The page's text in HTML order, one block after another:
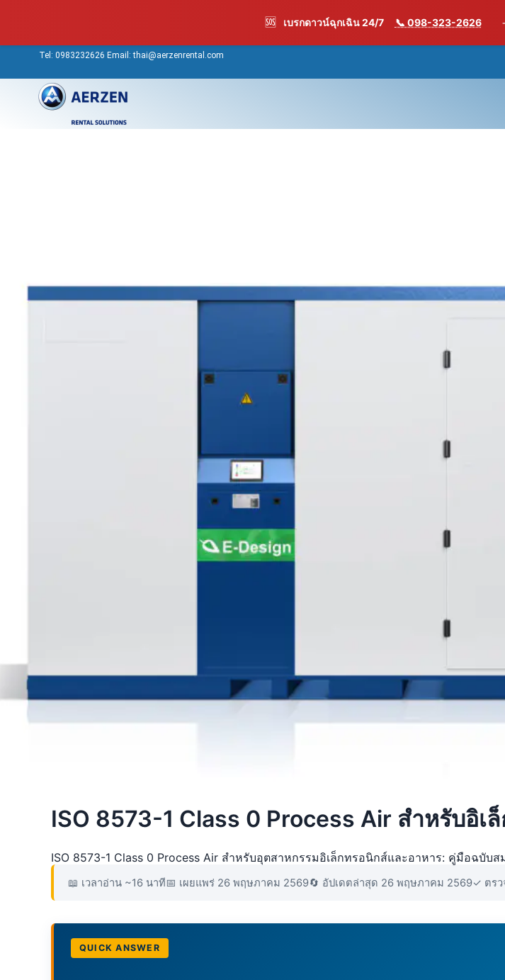
🆘 เบรกดาวน์ฉุกเฉิน 24/7 📞 098-323-2626
content
Tel: 0983232626 Email: thai@aerzenrental.com
ISO 8573-1 Class 0 Process Air สำหรับอิเ
ISO 8573-1 Class 0 Process Air สำหรับอุตสาหกรรมอิเล็กทรอนิกส์และอาหาร: คู่มือฉบับ
📖 เวลาอ่าน ~16 นาที📅 เผยแพร่ 26 พฤษภาคม 2569🔄 อัปเดตล่าสุด 26 พฤษภาคม 2569✓ ตรว
QUICK ANSWER